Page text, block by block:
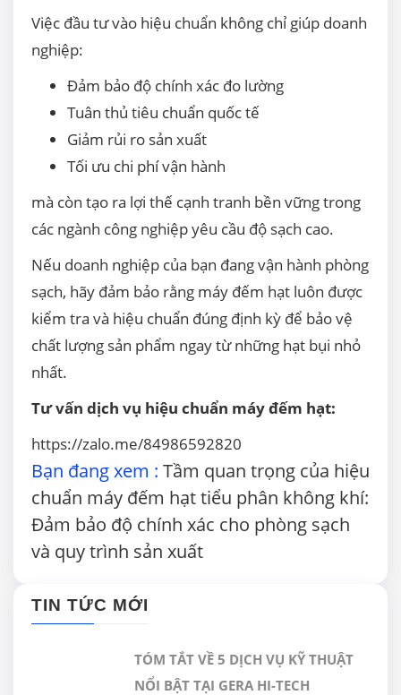
Việc đầu tư vào hiệu chuẩn không chỉ giúp doanh
nghiệp:
Đảm bảo độ chính xác đo lường
Tuân thủ tiêu chuẩn quốc tế
Giảm rủi ro sản xuất
Tối ưu chi phí vận hành
mà còn tạo ra lợi thế cạnh tranh bền vững trong
các ngành công nghiệp yêu cầu độ sạch cao.
Nếu doanh nghiệp của bạn đang vận hành phòng
sạch, hãy đảm bảo rằng máy đếm hạt luôn được
kiểm tra và hiệu chuẩn đúng định kỳ để bảo vệ
chất lượng sản phẩm ngay từ những hạt bụi nhỏ
nhất.
Tư vấn dịch vụ hiệu chuẩn máy đếm hạt:
https://zalo.me/84986592820
Bạn đang xem : Tầm quan trọng của hiệu
chuẩn máy đếm hạt tiểu phân không khí:
Đảm bảo độ chính xác cho phòng sạch
và quy trình sản xuất
TIN TỨC MỚI
TÓM TẮT VỀ 5 DỊCH VỤ KỸ THUẬT
NỔI BẬT TẠI GERA HI-TECH